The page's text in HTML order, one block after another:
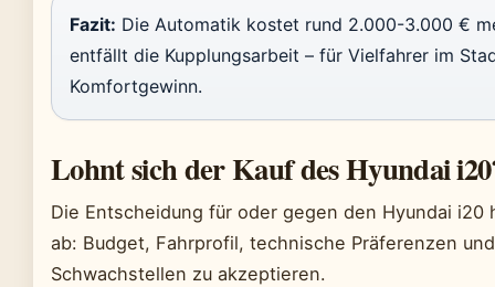
Fazit: Die Automatik kostet rund 2.000-3.000 €
entfällt die Kupplungsarbeit – für Vielfahrer im
Komfortgewinn.
Lohnt sich der Kauf des Hyundai
Die Entscheidung für oder gegen den Hyundai
ab: Budget, Fahrprofil, technische Präferenzen
Schwachstellen zu akzeptieren.